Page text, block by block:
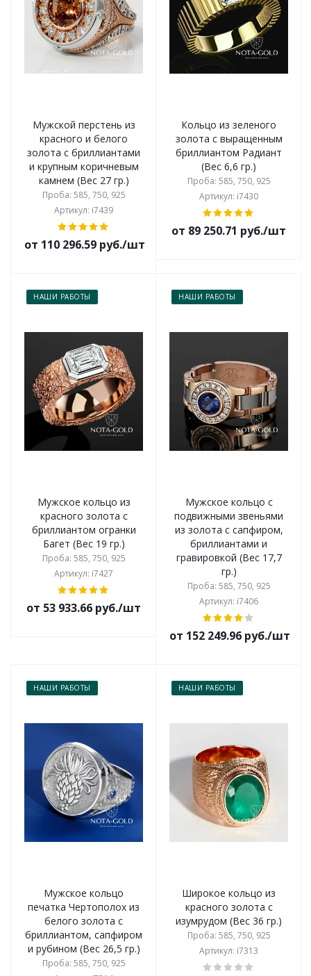
Мужской перстень из
красного и белого
золота с бриллиантами
и крупным коричневым
камнем (Вес 27 гр.)
Проба: 585, 750, 925
Артикул: i7439
от 110 296.59 руб./шт
Кольцо из зеленого
золота с выращенным
бриллиантом Радиант
(Вес 6,6 гр.)
Проба: 585, 750, 925
Артикул: i7430
от 89 250.71 руб./шт
НАШИ РАБОТЫ
Мужское кольцо из
красного золота с
бриллиантом огранки
Багет (Вес 19 гр.)
Проба: 585, 750, 925
Артикул: i7427
от 53 933.66 руб./шт
НАШИ РАБОТЫ
Мужское кольцо с
подвижными звеньями
из золота с сапфиром,
бриллиантами и
гравировкой (Вес 17,7
гр.)
Проба: 585, 750, 925
Артикул: i7406
от 152 249.96 руб./шт
НАШИ РАБОТЫ
Мужское кольцо
печатка Чертополох из
белого золота с
бриллиантом, сапфиром
и рубином (Вес 26,5 гр.)
Проба: 585, 750, 925
НАШИ РАБОТЫ
Широкое кольцо из
красного золота с
изумрудом (Вес 36 гр.)
Проба: 585, 750, 925
Артикул: i7313